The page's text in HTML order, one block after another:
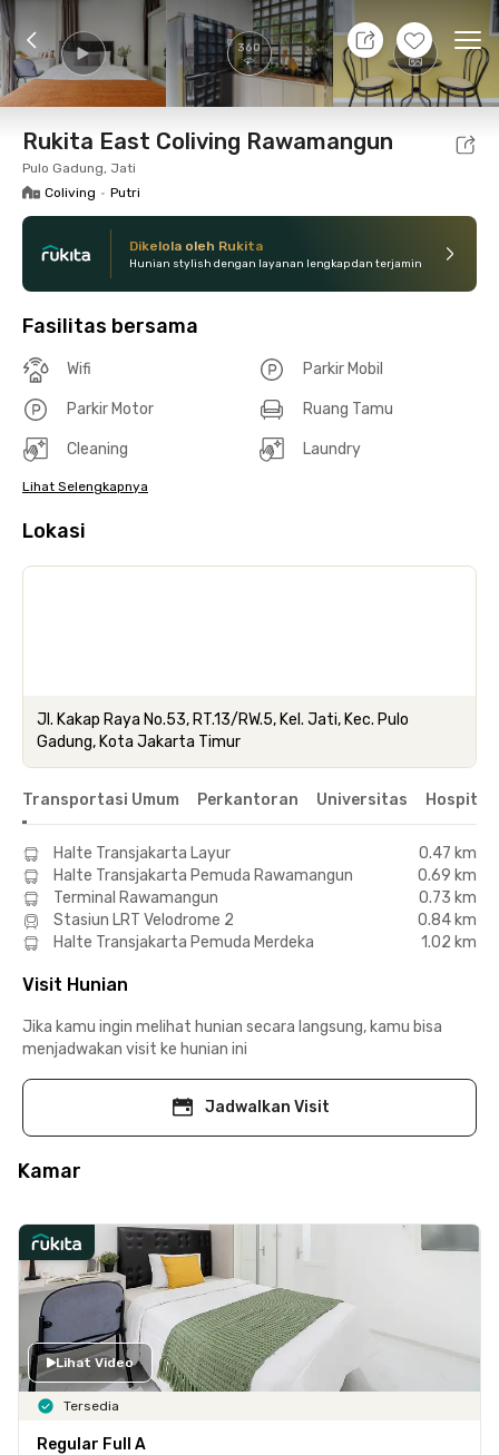
360 +14
8 Agt 26 - Belum tahu
Foto Fasilitas bersama Lokasi Kamar
Rukita East Coliving Rawamangun
Pulo Gadung, Jati
Coliving • Putri
Dikelola oleh Rukita
Hunian stylish dengan layanan lengkap dan terjamin
Fasilitas bersama
Wifi Parkir Mobil
Parkir Motor Ruang Tamu
Cleaning Laundry
Lihat Selengkapnya
Lokasi
Jl. Kakap Raya No.53, RT.13/RW.5, Kel. Jati, Kec. Pulo
Gadung, Kota Jakarta Timur
Transportasi Umum Perkantoran Universitas Hospital
Halte Transjakarta Layur
0.47 km
Halte Transjakarta Pemuda Rawamangun
0.69 km
Terminal Rawamangun
0.73 km
Stasiun LRT Velodrome 2
0.84 km
Halte Transjakarta Pemuda Merdeka
1.02 km
Visit Hunian
Jika kamu ingin melihat hunian secara langsung, kamu bisa
menjadwakan visit ke hunian ini
Jadwalkan Visit
Kamar
Lihat Video
Tersedia
Regular Full A